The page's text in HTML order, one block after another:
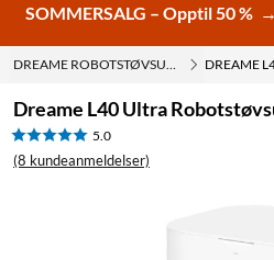
SOMMERSALG – Opptil 50 % →
DREAME ROBOTSTØVSUGER
Dreame L40 Ultra
5.0
(8 kundeanmeldelser)